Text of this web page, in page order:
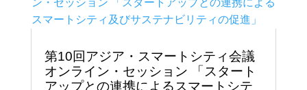
第10回アジア・スマートシティ会議
オンライン・セッション 「スタート
アップとの連携によるスマートシテ